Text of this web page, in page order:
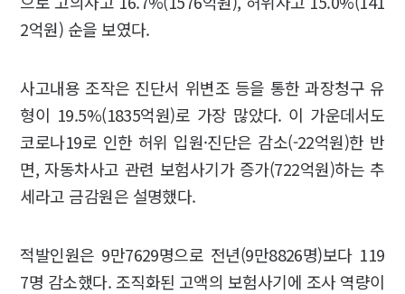
2억원) 순을 보였다.
사고내용 조작은 진단서 위변조 등을 통한 과장청구 유
형이 19.5%(1835억원)로 가장 많았다. 이 가운데서도
코로나19로 인한 허위 입원·진단은 감소(-22억원)한 반
면, 자동차사고 관련 보험사기가 증가(722억원)하는 추
세라고 금감원은 설명했다.
적발인원은 9만7629명으로 전년(9만8826명)보다 119
7명 감소했다. 조직화된 고액의 보험사기에 조사 역량이